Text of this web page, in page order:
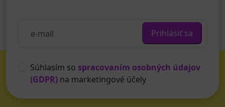
Prihlásiť sa
Súhlasím so spracovaním osobných údajov
(GDPR) na marketingové účely